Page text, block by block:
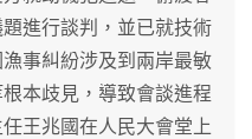
進行談判，並已就技術
事糾紛涉及到兩岸最敏
本歧見，導致會談進程
王兆國在人民大會堂上